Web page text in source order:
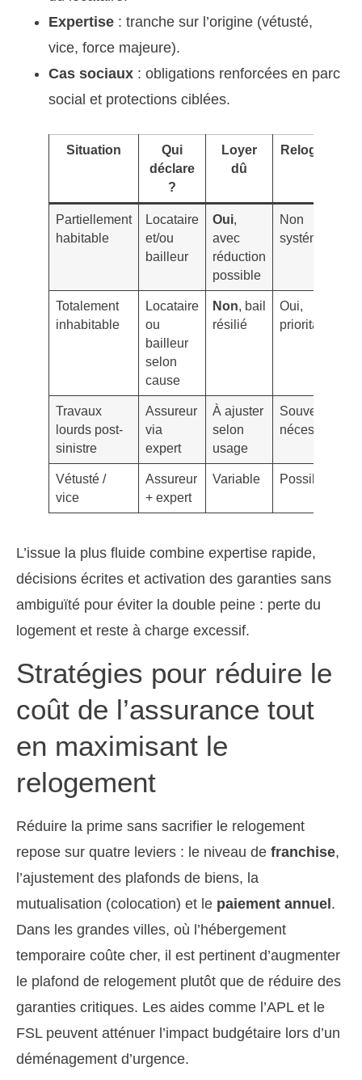
Expertise : tranche sur l’origine (vétusté,
vice, force majeure).
Cas sociaux : obligations renforcées en parc
social et protections ciblées.
Situation
Qui
déclare
?
Loyer
dû
Relogement
Partiellement
habitable
Locataire
et/ou
bailleur
Oui,
avec
réduction
possible
Non
systématique
Totalement
inhabitable
Locataire
ou
bailleur
selon
cause
Non, bail
résilié
Oui,
prioritaire
Travaux
lourds post-
sinistre
Assureur
via
expert
À ajuster
selon
usage
Souvent
nécessaire
Vétusté /
vice
Assureur
+ expert
Variable Possible
L’issue la plus fluide combine expertise rapide,
décisions écrites et activation des garanties sans
ambiguïté pour éviter la double peine : perte du
logement et reste à charge excessif.
Stratégies pour réduire le
coût de l’assurance tout
en maximisant le
relogement
Réduire la prime sans sacrifier le relogement
repose sur quatre leviers : le niveau de franchise,
l’ajustement des plafonds de biens, la
mutualisation (colocation) et le paiement annuel .
Dans les grandes villes, où l’hébergement
temporaire coûte cher, il est pertinent d’augmenter
le plafond de relogement plutôt que de réduire des
garanties critiques. Les aides comme l’APL et le
FSL peuvent atténuer l’impact budgétaire lors d’un
déménagement d’urgence.